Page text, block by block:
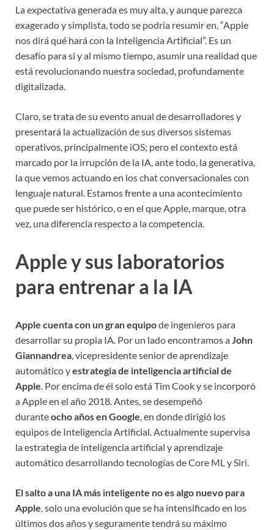
Laexpectativa generada es muy alta, y aunque parezca
exagerado y simplista, todo se podría resumir en, “Apple
nos dirá qué hará con la Inteligencia Artificial”. Es un
desafío para si y al mismo tiempo, asumir una realidad que
está revolucionando nuestra sociedad, profundamente
digitalizada.
Claro, se trata de su evento anual de desarrolladores y
presentará la actualización de sus diversos sistemas
operativos, principalmente iOS; pero el contexto está
marcado por la irrupción de la IA, ante todo, la generativa,
la que vemos actuando en los chat conversacionales con
lenguaje natural. Estamos frente a una acontecimiento
que puede ser histórico, o en el que Apple, marque, otra
vez, una diferencia respecto a la competencia.
Apple y sus laboratorios
para entrenar a la IA
Apple cuenta con un gran equipode ingenieros para
desarrollar su propia IA. Por un lado encontramos aJohn
Giannandrea, vicepresidente senior de aprendizaje
automático yestrategia de inteligencia artificial de
Apple. Por encima de él solo está Tim Cook y se incorporó
a Apple en el año 2018. Antes, se desempeñó
duranteocho años en Google, en donde dirigió los
equipos de Inteligencia Artificial. Actualmente supervisa
la estrategia de inteligencia artificial y aprendizaje
automático desarrollando tecnologías de Core ML y Siri.
El salto a una IA más inteligente no es algo nuevo para
Apple, solo una evolución que se ha intensificado en los
últimos dos años y seguramente tendrá su máximo